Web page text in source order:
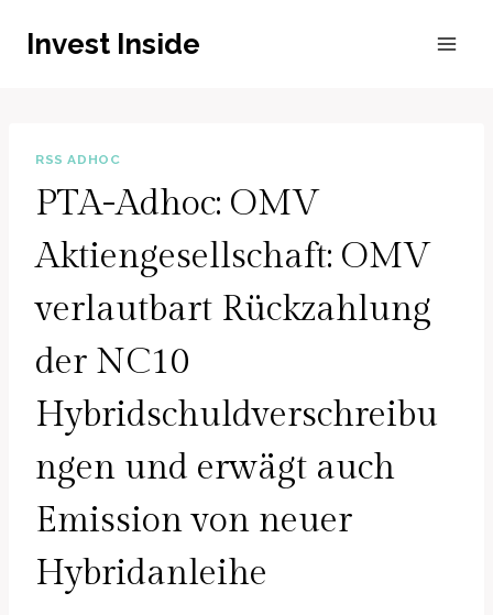
InhaltInvest Inside
RSS ADHOC
PTA-Adhoc: OMV
Aktiengesellschaft: OMV
verlautbart Rückzahlung
der NC10
Hybridschuldverschreibu
ngen und erwägt auch
Emission von neuer
Hybridanleihe